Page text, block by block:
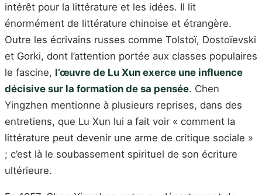
intérêt pour la littérature et les idées. Il lit
énormément de littérature chinoise et étrangère.
Outre les écrivains russes comme Tolstoï, Dostoïevski
et Gorki, dont l’attention portée aux classes populaires
le fascine, l’œuvre de Lu Xun exerce une influence
décisive sur la formation de sa pensée. Chen
Yingzhen mentionne à plusieurs reprises, dans des
entretiens, que Lu Xun lui a fait voir « comment la
littérature peut devenir une arme de critique sociale »
; c’est là le soubassement spirituel de son écriture
ultérieure.